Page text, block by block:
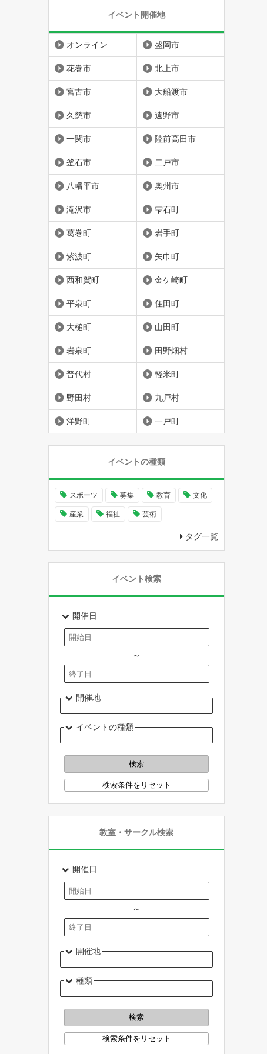
イベント開催地
オンライン 盛岡市
花巻市 北上市
宮古市 大船渡市
久慈市 遠野市
一関市 陸前高田市
釜石市 二戸市
八幡平市 奥州市
滝沢市 雫石町
葛巻町 岩手町
紫波町 矢巾町
西和賀町 金ケ崎町
平泉町 住田町
大槌町 山田町
岩泉町 田野畑村
普代村 軽米町
野田村 九戸村
洋野町 一戸町
イベントの種類
スポーツ 募集 教育 文化
産業 福祉 芸術
タグ一覧
イベント検索
開催日
～
開催地
イベントの種類
教室・サークル検索
開催日
～
開催地
種類